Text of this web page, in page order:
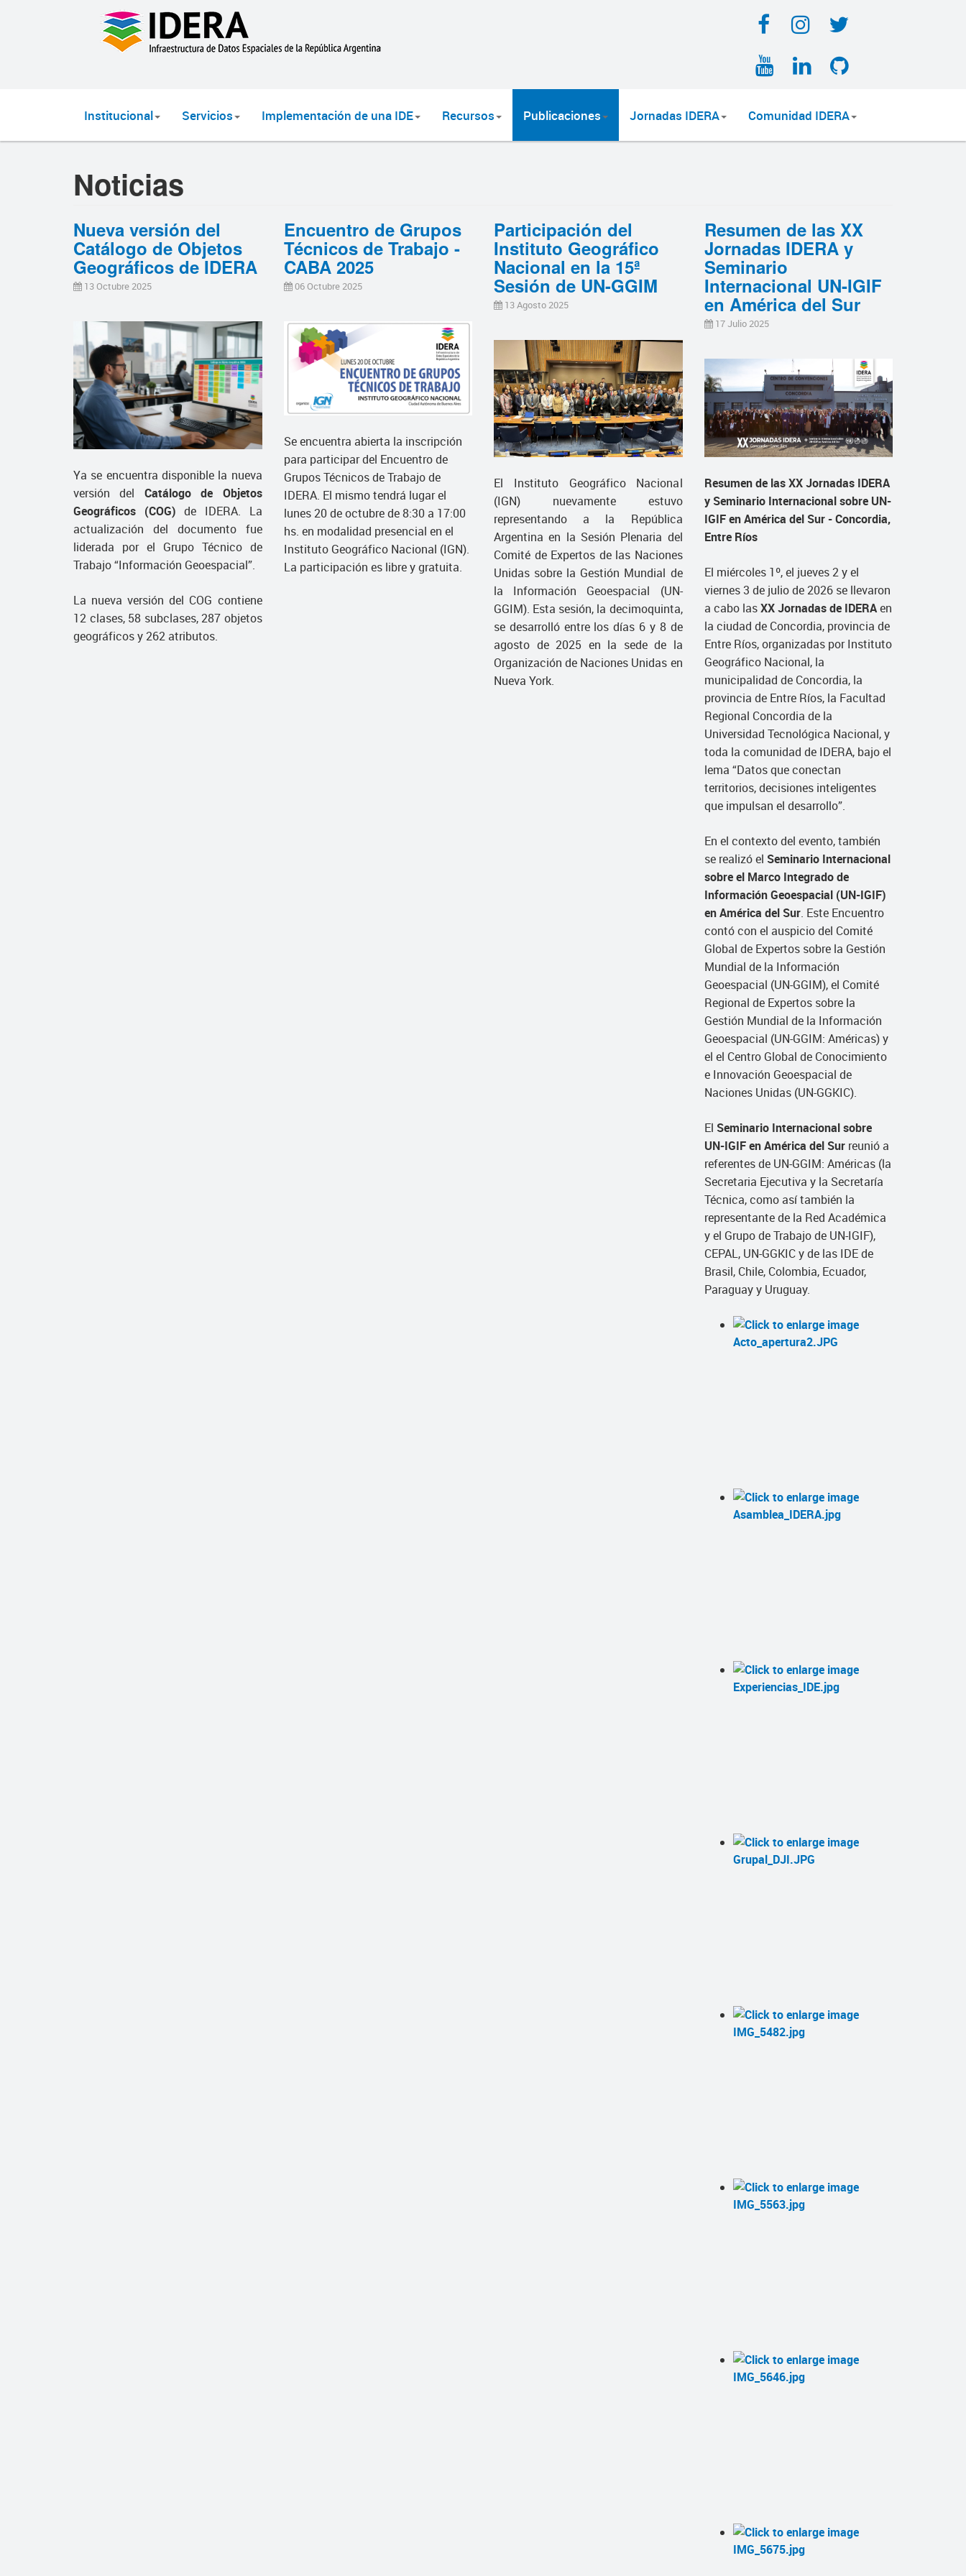
Facebook
Instagram
Twitter
YouTubeLinkedIn
Institucional Servicios Implementación de una IDE Recursos Publicaciones Jornadas IDERA Comunidad IDERA
Noticias
Nueva versión del
Catálogo de Objetos
Geográficos de IDERA
13 Octubre 2025
Ya se encuentra disponible la nueva
versión del Catálogo de Objetos
Geográficos (COG) de IDERA. La
actualización del documento fue
liderada por el Grupo Técnico de
Trabajo “Información Geoespacial”.
La nueva versión del COG contiene
12 clases, 58 subclases, 287 objetos
geográficos y 262 atributos.
Encuentro de Grupos
Técnicos de Trabajo -
CABA 2025
06 Octubre 2025
Se encuentra abierta la inscripción
para participar del Encuentro de
Grupos Técnicos de Trabajo de
IDERA. El mismo tendrá lugar el
lunes 20 de octubre de 8:30 a 17:00
hs. en modalidad presencial en el
Instituto Geográfico Nacional (IGN).
La participación es libre y gratuita.
Participación del
Instituto Geográfico
Nacional en la 15ª
Sesión de UN-GGIM
13 Agosto 2025
El Instituto Geográfico Nacional
(IGN) nuevamente estuvo
representando a la República
Argentina en la Sesión Plenaria del
Comité de Expertos de las Naciones
Unidas sobre la Gestión Mundial de
la Información Geoespacial (UN-
GGIM). Esta sesión, la decimoquinta,
se desarrolló entre los días 6 y 8 de
agosto de 2025 en la sede de la
Organización de Naciones Unidas en
Nueva York.
Resumen de las XX
Jornadas IDERA y
Seminario
Internacional UN-IGIF
en América del Sur
17 Julio 2025
Resumen de las XX Jornadas IDERA
y Seminario Internacional sobre UN-
IGIF en América del Sur - Concordia,
Entre Ríos
El miércoles 1º, el jueves 2 y el
viernes 3 de julio de 2026 se llevaron
a cabo lasXX Jornadas de IDERAen
la ciudad de Concordia, provincia de
Entre Ríos, organizadas por Instituto
Geográfico Nacional, la
municipalidad de Concordia, la
provincia de Entre Ríos, la Facultad
Regional Concordia de la
Universidad Tecnológica Nacional, y
toda la comunidad de IDERA, bajo el
lema “Datos que conectan
territorios, decisiones inteligentes
que impulsan el desarrollo”.
En el contexto del evento, también
se realizó el Seminario Internacional
sobre el Marco Integrado de
Información Geoespacial (UN-IGIF)
en América del Sur. Este Encuentro
contó con el auspicio del Comité
Global de Expertos sobre la Gestión
Mundial de la Información
Geoespacial (UN-GGIM), el Comité
Regional de Expertos sobre la
Gestión Mundial de la Información
Geoespacial (UN-GGIM: Américas) y
el el Centro Global de Conocimiento
e Innovación Geoespacial de
Naciones Unidas (UN-GGKIC).
El Seminario Internacional sobre
UN-IGIF en América del Sur reunió a
referentes de UN-GGIM: Américas (la
Secretaria Ejecutiva y la Secretaría
Técnica, como así también la
representante de la Red Académica
y el Grupo de Trabajo de UN-IGIF),
CEPAL, UN-GGKIC y de las IDE de
Brasil, Chile, Colombia, Ecuador,
Paraguay y Uruguay.